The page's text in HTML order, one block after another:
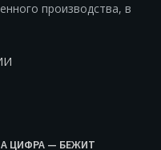
производства, в
ЦИФРА — БЕЖИТ